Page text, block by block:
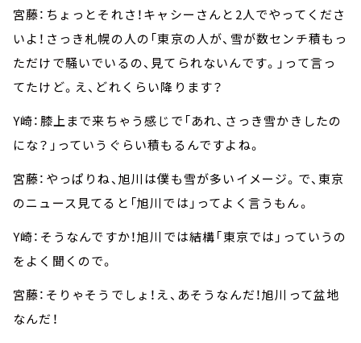
宮藤：ちょっとそれさ！キャシーさんと2人でやってくださ
いよ！さっき札幌の人の「東京の人が、雪が数センチ積もっ
ただけで騒いでいるの、見てられないんです。」って言っ
てたけど。え、どれくらい降ります？
Y崎：膝上まで来ちゃう感じで「あれ、さっき雪かきしたの
にな？」っていうぐらい積もるんですよね。
宮藤：やっぱりね、旭川は僕も雪が多いイメージ。で、東京
のニュース見てると「旭川では」ってよく言うもん。
Y崎：そうなんですか！旭川では結構「東京では」っていうの
をよく聞くので。
宮藤：そりゃそうでしょ！え、あそうなんだ！旭川って盆地
なんだ！